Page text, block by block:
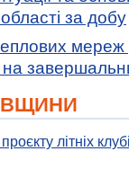
за добу
мереж
літніх